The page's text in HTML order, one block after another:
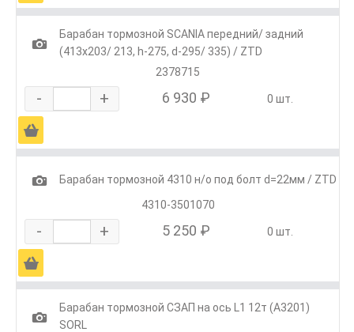
1
Барабан тормозной SCANIA передний/ задний
(413x203/ 213, h-275, d-295/ 335) / ZTD
2378715
- + 6 930 ₽ 0 шт.
Ä
1
Барабан тормозной 4310 н/о под болт d=22мм / ZTD
4310-3501070
- + 5 250 ₽ 0 шт.
Ä
1
Барабан тормозной СЗАП на ось L1 12т (А3201)
SORL